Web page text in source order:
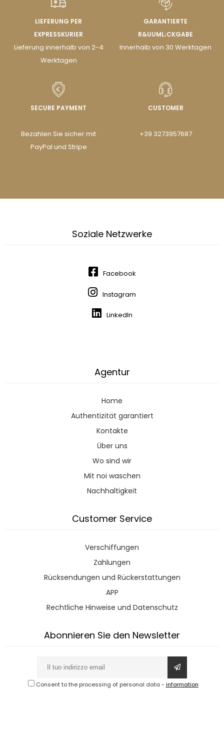
LIEFERUNG PER
EXPRESSKURIER
Lieferung innerhalb von 2-4
Werktagen
GARANTIERTE
R&UUML;CKGABE
Innerhalb von 30 Werktagen
SECURE PAYMENT
Bezahlen Sie sicher mit
PayPal und Stripe
CUSTOMER
+39 3273957687
Soziale Netzwerke
Facebook
Instagram
LinkedIn
Agentur
Home
Authentizität garantiert
Kontakte
Über uns
Wo sind wir
Mit noi waschen
Nachhaltigkeit
Customer Service
Verschiffungen
Zahlungen
Rücksendungen und Rückerstattungen
APP
Rechtliche Hinweise und Datenschutz
Abonnieren Sie den Newsletter
Consent to the processing of personal data - information